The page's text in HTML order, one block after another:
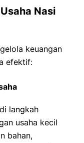
Nasi
keuangan
efektif:
langkah
usaha kecil
bahan,